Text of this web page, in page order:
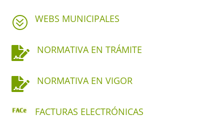
? WEBS MUNICIPALES
 NORMATIVA EN TRÁMITE
 NORMATIVA EN VIGOR
FACTURAS ELECTRÓNICAS